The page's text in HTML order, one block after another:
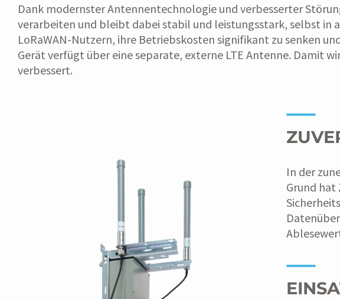
Dank modernster Antennentechnologie und verbesserter
verarbeiten und bleibt dabei stabil und leistungsstark, selbst in
LoRaWAN-Nutzern, ihre Betriebskosten signifikant zu senken
Gerät verfügt über eine separate, externe LTE Antenne. Damit
verbessert.
In der
Grund hat